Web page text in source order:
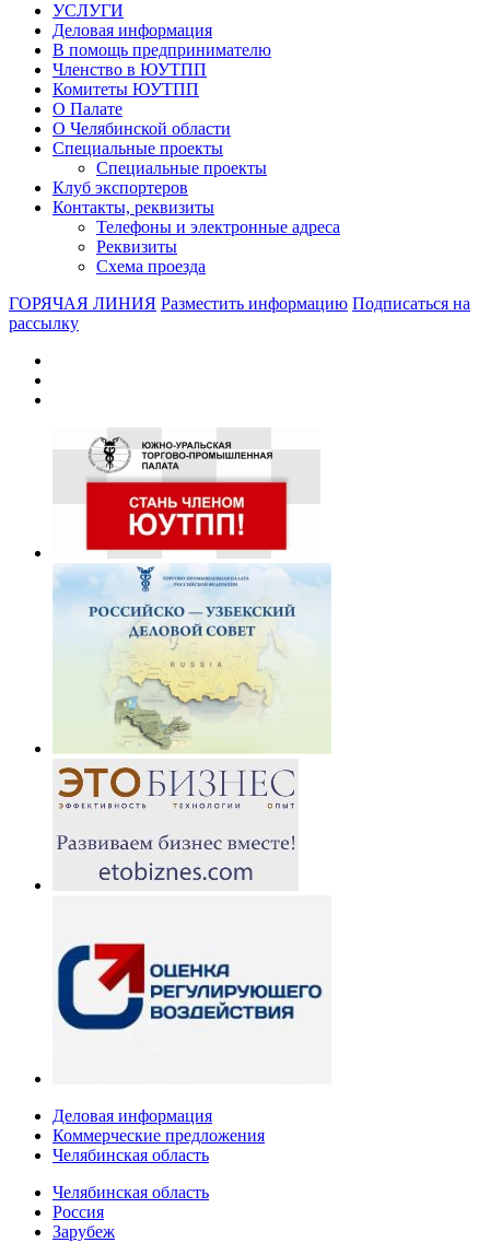
УСЛУГИ
Деловая информация
В помощь предпринимателю
Членство в ЮУТПП
Комитеты ЮУТПП
О Палате
О Челябинской области
Специальные проекты
Специальные проекты
Клуб экспортеров
Контакты, реквизиты
Телефоны и электронные адреса
Реквизиты
Схема проезда
ГОРЯЧАЯ ЛИНИЯ Разместить информацию Подписаться на
рассылку
Деловая информация
Коммерческие предложения
Челябинская область
Челябинская область
Россия
Зарубеж